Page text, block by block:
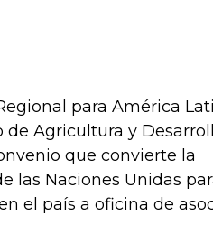
para América
Agricultura y
que convierte la
las Naciones Unidas
el país a oficina de